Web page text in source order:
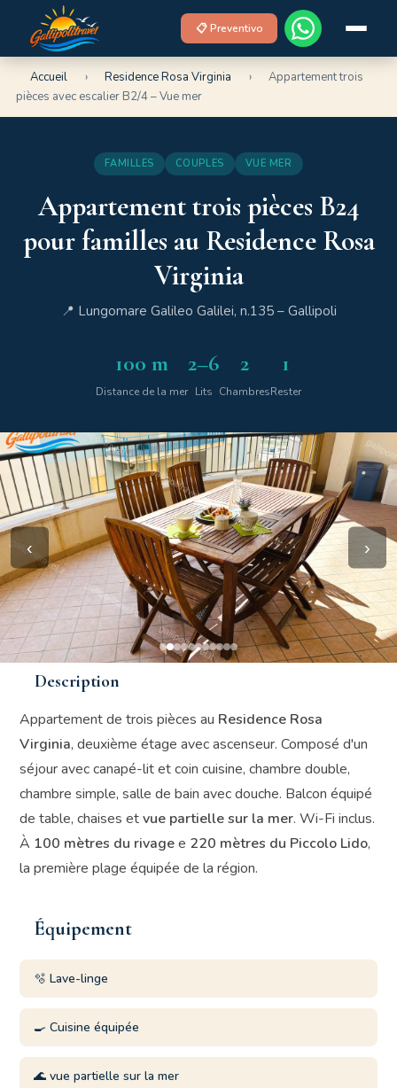
📋 Preventivo
Accueil › Residence Rosa Virginia ›
Appartement trois
pièces avec escalier B2/4 – Vue mer
FAMILLES COUPLES VUE MER
Appartement trois pièces B24
pour familles au Residence Rosa
Virginia
📍 Lungomare Galileo Galilei, n.135 – Gallipoli
100 m
Distance de la mer
2–6
Lits
2
Chambres
1
Rester
‹ ›
Description
Appartement de trois pièces au Residence Rosa
Virginia, deuxième étage avec ascenseur. Composé d'un
séjour avec canapé-lit et coin cuisine, chambre double,
chambre simple, salle de bain avec douche. Balcon équipé
de table, chaises etvue partielle sur la mer. Wi-Fi inclus.
À 100 mètres du rivagee 220 mètres du Piccolo Lido,
la première plage équipée de la région.
Équipement
🫧 Lave-linge
🍳 Cuisine équipée
🌊 vue partielle sur la mer